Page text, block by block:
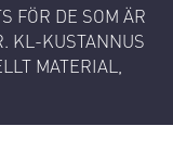
FÖR DE SOM ÄR
KL-KUSTANNUS
MATERIAL,